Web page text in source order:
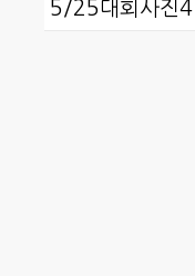
5/25대회사진4